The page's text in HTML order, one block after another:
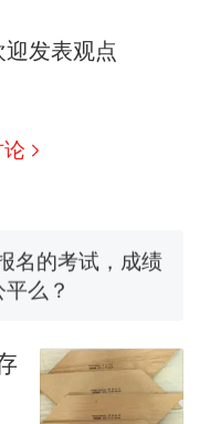
发表观点
名的考试，成绩
么？
总统就邀请中
几乎整个国境
次到中国寻根
，搬到楼下交
上楼！女子傻眼